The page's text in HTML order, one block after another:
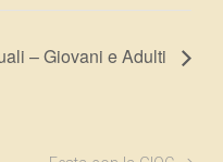
– Giovani e Adulti